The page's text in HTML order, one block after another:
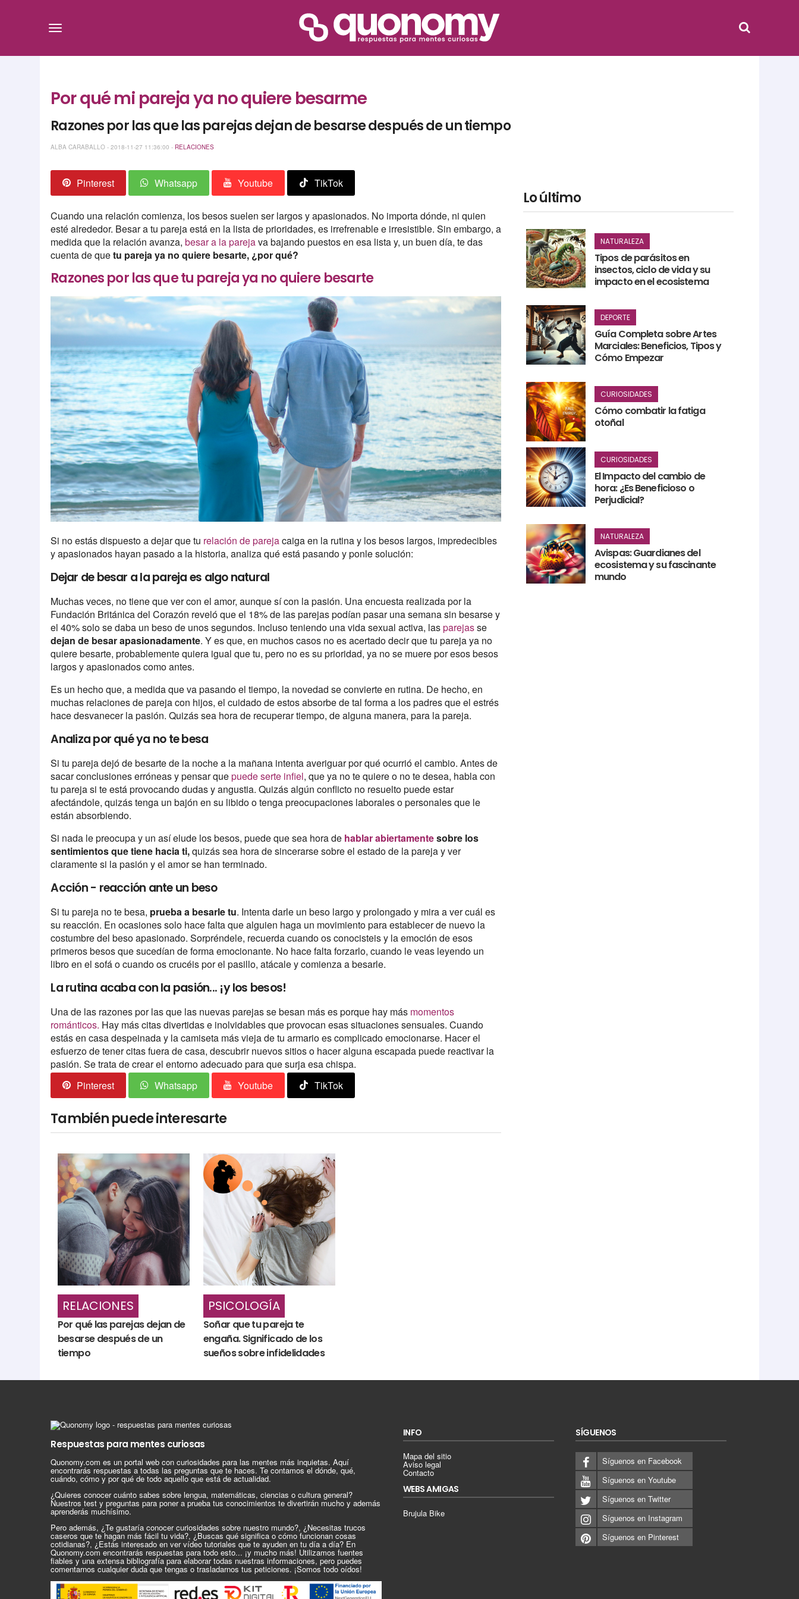
Por qué mi pareja ya no quiere besarme
Razones por las que las parejas dejan de besarse después de un tiempo
ALBA CARABALLO - 2018-11-27 11:36:00 - RELACIONES
Pinterest Whatsapp Youtube TikTok
Cuando una relación comienza, los besos suelen ser largos y apasionados. No importa dónde, ni quien
esté alrededor. Besar a tu pareja está en la lista de prioridades, es irrefrenable e irresistible. Sin embargo, a
medida que la relación avanza,besar a la parejava bajando puestos en esa lista y, un buen día, te das
cuenta de quetu pareja ya no quiere besarte, ¿por qué?
Razones por las que tu pareja ya no quiere besarte
Si no estás dispuesto a dejar que tu relación de parejacaiga en la rutina y los besos largos, impredecibles
y apasionados hayan pasado a la historia, analiza qué está pasando y ponle solución:
Dejar de besar a la pareja es algo natural
Muchas veces, no tiene que ver con el amor, aunque sí con la pasión. Una encuesta realizada por la
Fundación Británica del Corazón reveló que el 18% de las parejas podían pasar una semana sin besarse y
el 40% solo se daba un beso de unos segundos. Incluso teniendo una vida sexual activa, lasparejasse
dejan de besar apasionadamente. Y es que, en muchos casos no es acertado decir que tu pareja ya no
quiere besarte, probablemente quiera igual que tu, pero no es su prioridad, ya no se muere por esos besos
largos y apasionados como antes.
Es un hecho que, a medida que va pasando el tiempo, la novedad se convierte en rutina. De hecho, en
muchas relaciones de pareja con hijos, el cuidado de estos absorbe de tal forma a los padres que el estrés
hace desvanecer la pasión. Quizás sea hora de recuperar tiempo, de alguna manera, para la pareja.
Analiza por qué ya no te besa
Si tu pareja dejó de besarte de la noche a la mañana intenta averiguar por qué ocurrió el cambio. Antes de
sacar conclusiones erróneas y pensar quepuede serte infiel, que ya no te quiere o no te desea, habla con
tu pareja si te está provocando dudas y angustia. Quizás algún conflicto no resuelto puede estar
afectándole, quizás tenga un bajón en su libido o tenga preocupaciones laborales o personales que le
están absorbiendo.
Si nada le preocupa y un así elude los besos, puede que sea hora de hablar abiertamentesobre los
sentimientos que tiene hacia ti,quizás sea hora de sincerarse sobre el estado de la pareja y ver
claramente si la pasión y el amor se han terminado.
Acción - reacción ante un beso
Si tu pareja no te besa, prueba a besarle tu. Intenta darle un beso largo y prolongado y mira a ver cuál es
su reacción. En ocasiones solo hace falta que alguien haga un movimiento para establecer de nuevo la
costumbre del beso apasionado. Sorpréndele, recuerda cuando os conocisteis y la emoción de esos
primeros besos que sucedían de forma emocionante. No hace falta forzarlo, cuando le veas leyendo un
libro en el sofá o cuando os crucéis por el pasillo, atácale y comienza a besarle.
La rutina acaba con la pasión... ¡y los besos!
Una de las razones por las que las nuevas parejas se besan más es porque hay más momentos
románticos. Hay más citas divertidas e inolvidables que provocan esas situaciones sensuales. Cuando
estás en casa despeinada y la camiseta más vieja de tu armario es complicado emocionarse. Hacer el
esfuerzo de tener citas fuera de casa, descubrir nuevos sitios o hacer alguna escapada puede reactivar la
pasión. Se trata de crear el entorno adecuado para que surja esa chispa.
Pinterest
Whatsapp Youtube TikTok
También puede interesarte
RELACIONES
Por qué las parejas dejan de
besarse después de un
tiempo
PSICOLOGÍA
Soñar que tu pareja te
engaña. Significado de los
sueños sobre infidelidades
Lo último
NATURALEZA
Tipos de parásitos en
insectos, ciclo de vida y su
impacto en el ecosistema
DEPORTE
Guía Completa sobre Artes
Marciales: Beneficios, Tipos y
Cómo Empezar
CURIOSIDADES
Cómo combatir la fatiga
otoñal
CURIOSIDADES
El Impacto del cambio de
hora: ¿Es Beneficioso o
Perjudicial?
NATURALEZA
Avispas: Guardianes del
ecosistema y su fascinante
mundo
Por qué las parejas dejan de besarse después de un tiempo
Cuando en la pareja los besos largos pasan a convertirse en besos rápidos de saludo
ALBA CARABALLO - 2018-11-15 13:44:00 -RELACIONES
Pinterest Whatsapp Youtube TikTok
Según una encuesta realizada por la Fundación Británica del Corazón, el 18% de las personas que
conviven en pareja pueden llegar a estarhasta una semana entera sin besarse, y el 40% da un beso de
cinco segundos o menos.
Lo último